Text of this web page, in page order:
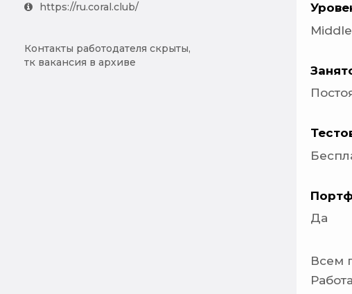
https://ru.coral.club/
Контакты работодателя скрыты,
тк вакансия в архиве
Middle
Да
Всем